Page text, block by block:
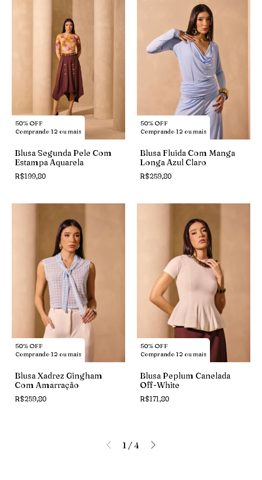
50% OFF
Comprando 12 ou mais
Blusa Segunda Pele Com
Estampa Aquarela
R$199,80
50% OFF
Comprando 12 ou mais
Blusa Fluida Com Manga
Longa Azul Claro
R$259,80
50% OFF
Comprando 12 ou mais
Blusa Xadrez Gingham
Com Amarração
R$259,80
50% OFF
Comprando 12 ou mais
Blusa Peplum Canelada
Off-White
R$171,80
1 /4